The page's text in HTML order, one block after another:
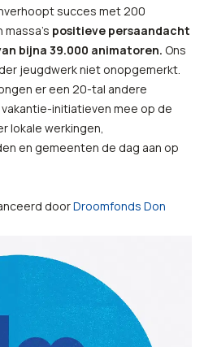
succes met 200
positieve persaandacht
bijna 39.000 animatoren. Ons
jeugdwerk niet onopgemerkt.
er een 20-tal andere
initiatieven mee op de
lokale werkingen,
en gemeenten de dag aan op
doorDroomfonds Don